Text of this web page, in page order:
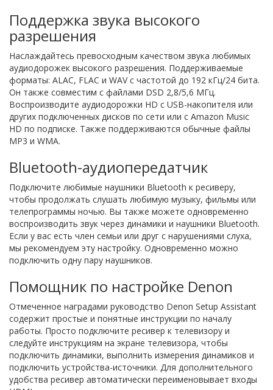
Поддержка звука высокого
разрешения
Наслаждайтесь превосходным качеством звука любимых
аудиодорожек высокого разрешения. Поддерживаемые
форматы: ALAC, FLAC и WAV с частотой до 192 кГц/24 бита.
Он также совместим с файлами DSD 2,8/5,6 МГц.
Воспроизводите аудиодорожки HD с USB-накопителя или
других подключенных дисков по сети или с Amazon Music
HD по подписке. Также поддерживаются обычные файлы
MP3 и WMA.
Bluetooth-аудиопередатчик
Подключите любимые наушники Bluetooth к ресиверу,
чтобы продолжать слушать любимую музыку, фильмы или
телепрограммы ночью. Вы также можете одновременно
воспроизводить звук через динамики и наушники Bluetooth.
Если у вас есть член семьи или друг с нарушениями слуха,
мы рекомендуем эту настройку. Одновременно можно
подключить одну пару наушников.
Помощник по настройке Denon
Отмеченное наградами руководство Denon Setup Assistant
содержит простые и понятные инструкции по началу
работы. Просто подключите ресивер к телевизору и
следуйте инструкциям на экране телевизора, чтобы
подключить динамики, выполнить измерения динамиков и
подключить устройства-источники. Для дополнительного
удобства ресивер автоматически переименовывает входы